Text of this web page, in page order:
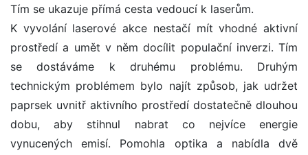
Tím se ukazuje přímá cesta vedoucí k laserům.
K vyvolání laserové akce nestačí mít vhodné aktivní
prostředí a umět v něm docílit populační inverzi. Tím
se dostáváme k druhému problému. Druhým
technickým problémem bylo najít způsob, jak udržet
paprsek uvnitř aktivního prostředí dostatečně dlouhou
dobu, aby stihnul nabrat co nejvíce energie
vynucených emisí. Pomohla optika a nabídla dvě